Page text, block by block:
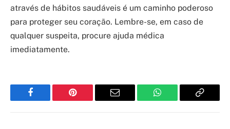
através de hábitos saudáveis é um caminho poderoso
para proteger seu coração. Lembre-se, em caso de
qualquer suspeita, procure ajuda médica
imediatamente.
Facebook Pinterest Email WhatsApp Copy